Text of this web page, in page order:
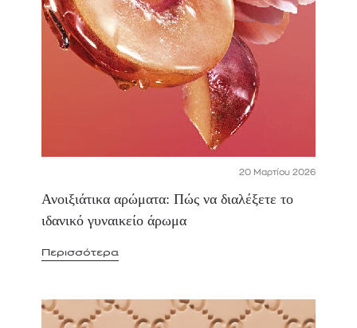
20 Μαρτίου 2026
Ανοιξιάτικα αρώματα: Πώς να διαλέξετε το
ιδανικό γυναικείο άρωμα
Περισσότερα